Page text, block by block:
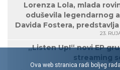
Lorenza Lola, mlada
oduševila legendarnog
Davida Fostera,
23.
„Listen Up!“ novi EP
streaming
20.
Ova web stranica radi boljeg